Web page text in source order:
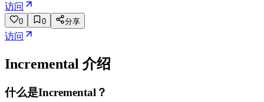
访问
0 0 分享
访问
Incremental 介绍
什么是Incremental？